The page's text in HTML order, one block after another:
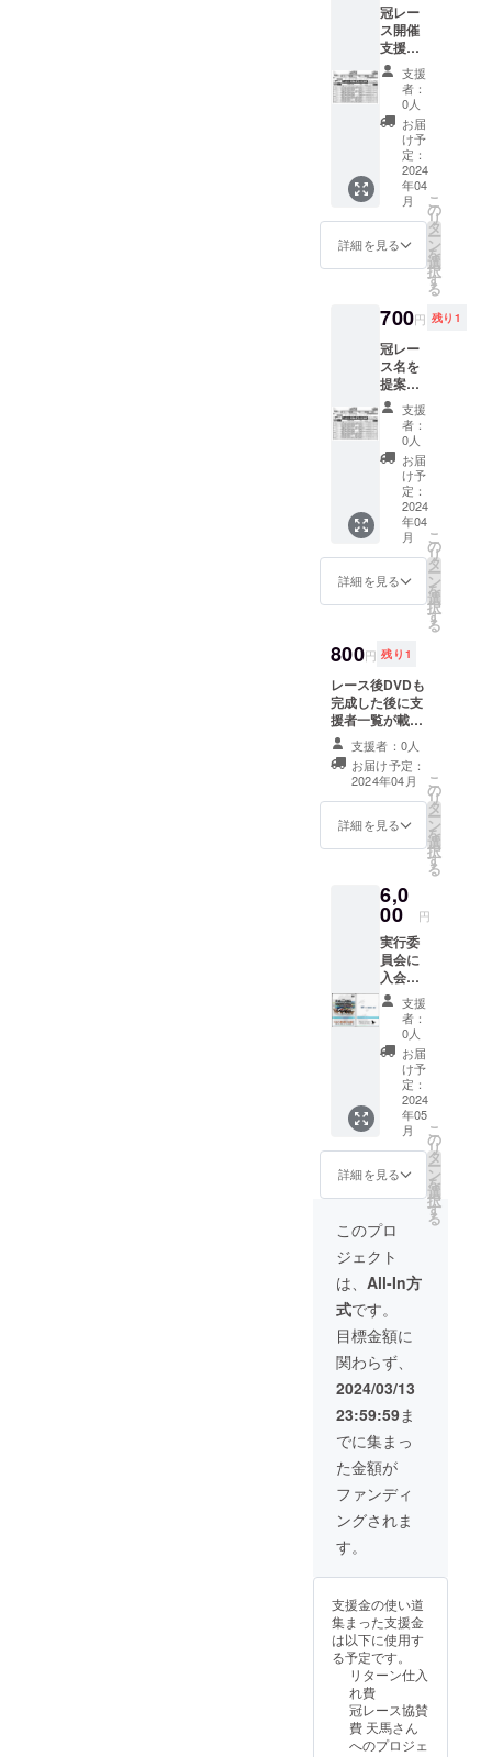
数です。 書いて
いただくお名前
は カバー株式会
社二次創作全般
ガイドラインに
沿ったものにし
てください。 ラ
インを超える可
能性があるお名
前の方にはメー
ルで相談させて
頂きます。 相談
の結果変更され
ない、連絡が取
が、ファンレ
ターへ掲載はさ
れません。
冠レー
ス開催
支援の
エピ
ソード
を提案
してく
ださ
い。案
を支援
時に備
考欄に
記載く
ださ
い。
メッ
は
【応援
広告】
から始
まるも
ので、
記号半
角およ
び【応
援広
告】を
含め５
０文字
でお願
いま
す。 こ
のリ
ターン
セージ
内容が
以下の
ガイド
ライン
に合致
してい
るか即
急に確
認する
必要
（支援
募集期
直前に
ご支援
いただ
いても
リター
ンでき
ない場
合）が
あるた
め、案
を予め
作成い
ただい
てから
ご支援
くださ
い。 笠
協賛
レース
取扱規
程 カ
バー株
式会
社 二
次創作
全般ガ
イドラ
イン カ
バー株
式会
社 応
援広告
に関す
るガイ
ドライ
て、こ
ちらが
お尋ね
したい
ことが
ある場
合のた
め、
メール
アドレ
スを支
支援
者：
0人
お届
け予
定：
2024
年04
月
詳細を見る
こ
の
リ
タ
ー
ン
を
選
択
す
る
700円 残り1
冠レー
ス名を
提案し
てくだ
さい。
案を支
援時に
備考欄
に記載
くださ
い。
レース
名は記
号半角
を含め
１５文
「広
告」を
入れな
いよう
お願い
「応
援」
は 応
援エピ
ソード
レース
タイト
ルには
入れな
くても
よいで
す。 支
援いた
だくの
が募集
期間終
了間際
の場
合、リ
ターン
できな
いこと
支援前
考えて
からお
願いい
たしま
す。 以
下のガ
イドラ
インに
案を
作って
くださ
い。 笠
松競馬
企業等
協賛
程 カ
バー株
式会
社 二
次創作
全般ガ
イドラ
イン カ
バー株
式会
支援
者：
0人
お届
け予
定：
2024
年04
月
詳細を見る
こ
の
リ
タ
ー
ン
を
選
択
す
る
800円 残り1
レース後DVDも
完成した後に支
援者一覧が載っ
たファンレター
（DVD・競馬新
聞同封）を送り
ます。 その冒頭
の文書を提案し
てください。 案
ます。 案の締め
切りは4月4日ま
でです。最大文
字数はキャンプ
ファイアーの
メッセージ欄に
拠ります。 以下
のガイドライン
に沿って案を
作ってくださ
い。 カバー株式
会社 二次創作
全般ガイドライ
尋ねしたいこと
め、支援時に
メールアドレス
す。 備考欄に初
案と共に支援者
一覧リストに載
せるを希望する
名前・ニック
ネームを記入く
ださい。
支援者：0人
お届け予定：
2024年04月
詳細を見る
こ
の
リ
タ
ー
ン
を
選
択
す
る
6,0
00 円
実行委
員会に
入会す
る権利
がもら
えま
す。 入
会特典
として
冠レー
スが録
画され
たDVD
を郵送
しま
す。 実
行委員
として
してい
ただく
こと
は、
ファン
レター
の支援
者が無
かった
場合、
代筆し
ていた
だく。
早期に
実行委
員に
いた場
レース
名、
レース
のエピ
ソード
案を
創って
いただ
支援
者：
0人
お届
け予
定：
2024
年05
月
詳細を見る
こ
の
リ
タ
ー
ン
を
選
択
す
る
このプロ
ジェクト
は、 All-In方
式です。
目標金額に
関わらず、
2024/03/13
23:59:59ま
でに集まっ
た金額が
ファンディ
ングされま
す。
支援金の使い道
集まった支援金
は以下に使用す
る予定です。
リターン仕入
れ費
冠レース協賛
費 天馬さん
へのプロジェ